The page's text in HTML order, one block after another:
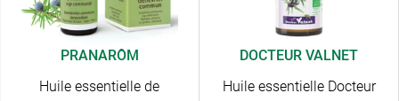
PRANARÔM
Huile essentielle de
DOCTEUR VALNET
Huile essentielle Docteur